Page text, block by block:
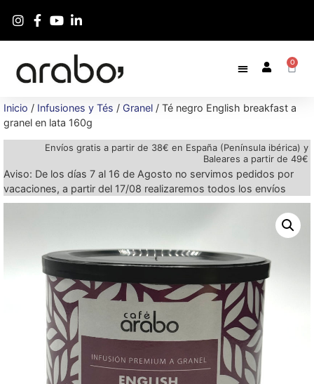
0
Inicio / Infusiones y Tés / Granel / Té negro English breakfast a
granel en lata 160g
Envíos gratis a partir de 38€ en España (Península ibérica) y
Baleares a partir de 49€
Aviso: De los días 7 al 16 de Agosto no servimos pedidos por
vacaciones, a partir del 17/08 realizaremos todos los envíos